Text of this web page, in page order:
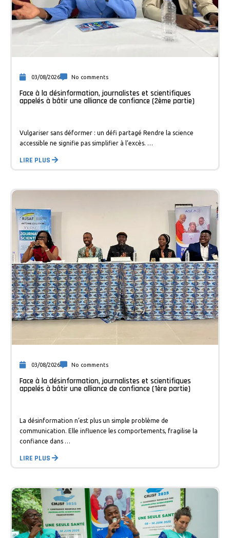
03/08/2026 No comments
Face à la désinformation, journalistes et scientifiques
appelés à bâtir une alliance de confiance (2ème partie)
Vulgariser sans déformer : un défi partagé Rendre la science
accessible ne signifie pas simplifier à l’excès. …
LIRE PLUS
03/08/2026 No comments
Face à la désinformation, journalistes et scientifiques
appelés à bâtir une alliance de confiance (1ère partie)
La désinformation n’est plus un simple problème de
communication. Elle influence les comportements, fragilise la
confiance dans …
LIRE PLUS